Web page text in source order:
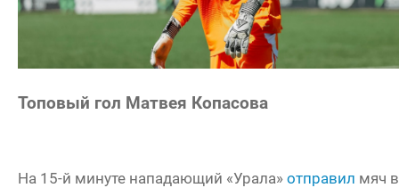
Топовый гол Матвея Копасова
На 15-й минуте нападающий «Урала» отправил мяч в